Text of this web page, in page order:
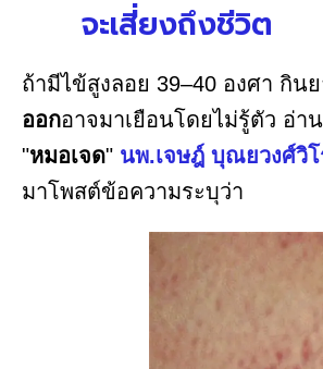
จะเสี่ยงถึงชีวิต
ถ้ามีไข้สูงลอย 39–40 องศา กิน
ออกอาจมาเยือนโดยไม่รู้ตัว อ่า
"หมอเจด" นพ.เจษฎ์ บุณยวงศ์วิ
มาโพสต์ข้อความระบุว่า